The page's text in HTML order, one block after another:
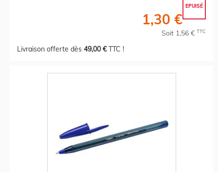
EPUISÉ
1,30 €
Soit 1,56 € TTC
Livraison offerte dès 49,00 €TTC !